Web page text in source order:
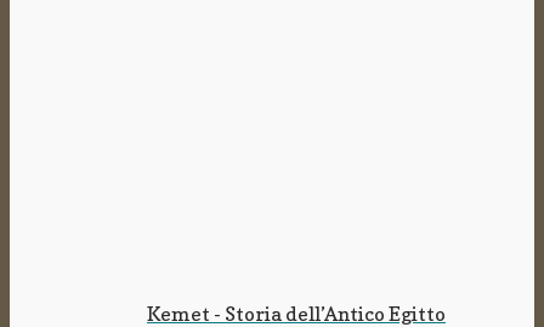
Kemet - Storia dell’Antico Egitto